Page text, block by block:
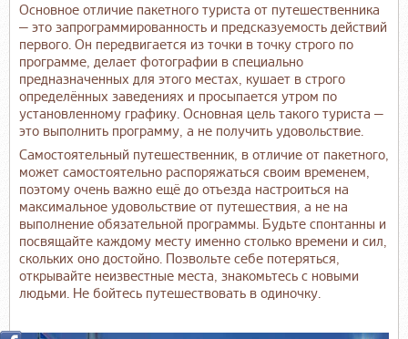
Основное отличие пакетного туриста от путешественника
— это запрограммированность и предсказуемость действий
первого. Он передвигается из точки в точку строго по
программе, делает фотографии в специально
предназначенных для этого местах, кушает в строго
определённых заведениях и просыпается утром по
установленному графику. Основная цель такого туриста —
это выполнить программу, а не получить удовольствие.
Самостоятельный путешественник, в отличие от пакетного,
может самостоятельно распоряжаться своим временем,
поэтому очень важно ещё до отъезда настроиться на
максимальное удовольствие от путешествия, а не на
выполнение обязательной программы. Будьте спонтанны и
посвящайте каждому месту именно столько времени и сил,
скольких оно достойно. Позвольте себе потеряться,
открывайте неизвестные места, знакомьтесь с новыми
людьми. Не бойтесь путешествовать в одиночку.